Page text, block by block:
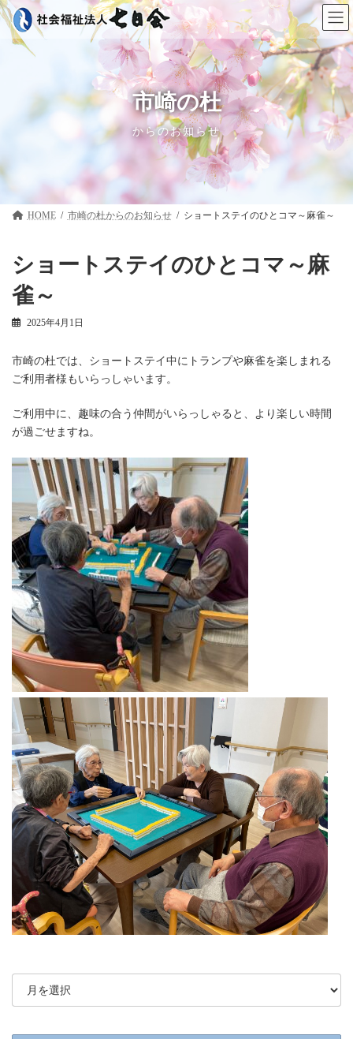
コ
ン
ナ
ビ
市崎の杜
からのお知らせ
HOME 市崎の杜 ショートステイのひとコマ～麻雀～
ショートステイのひとコマ～麻
雀～
2025年4月1日
市崎の杜では、ショートステイ中にトランプや麻雀を楽しまれる
ご利用者様もいらっしゃいます。
ご利用中に、趣味の合う仲間がいらっしゃると、より楽しい時間
が過ごせますね。